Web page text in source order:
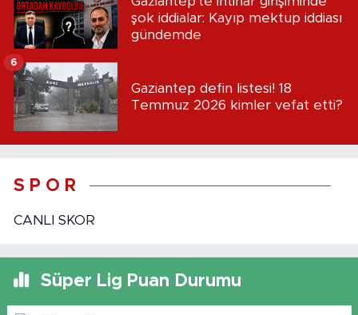
şok iddialar: Kayıp mektup iddiası
gündemde
Gaziantep defin listesi! 18
Temmuz 2026 kimler vefat etti?
6
S P O R
CANLI SKOR
Süper Lig Puan Durumu